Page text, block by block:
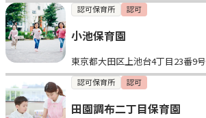
認可保育所 認可
小池保育園
東京都大田区上池台4丁目23番9号
認可保育所 認可
田園調布二丁目保育園